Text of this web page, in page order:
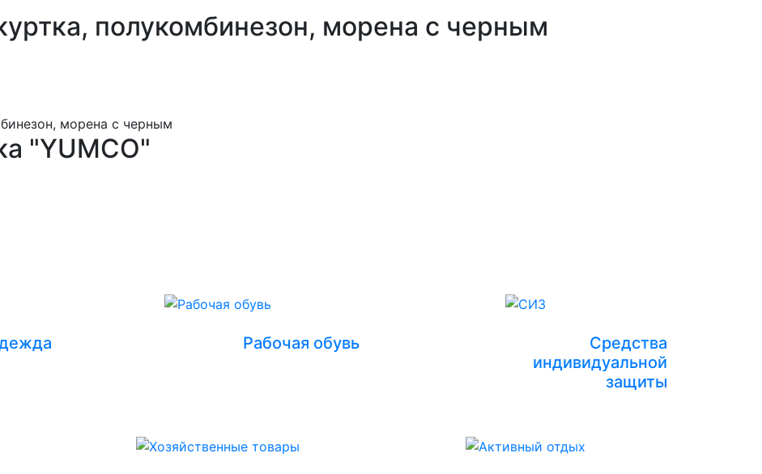
полукомбинезон, морена с черным
"YUMCO"
Рабочая обувь
Средства
индивидуальной
защиты